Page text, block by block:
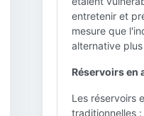
entretenir et
mesure que
alternative
Réservoirs en
Les réservoirs
traditionnelles :